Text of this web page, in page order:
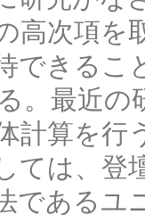
高次項
できるこ
。最近
計算を
ては、
であるユ